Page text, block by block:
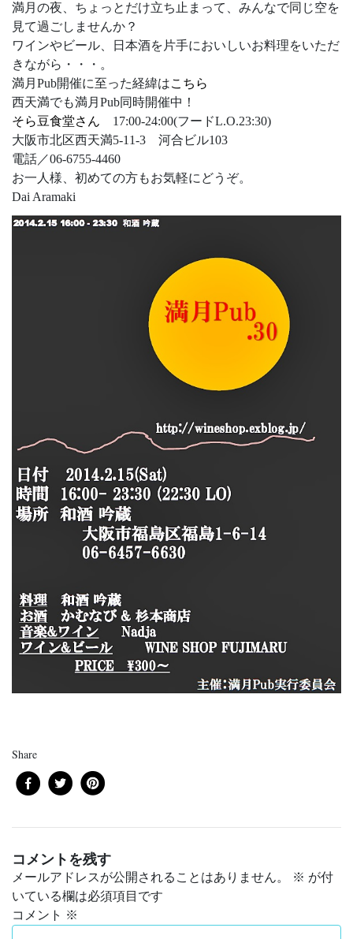
満月の夜、ちょっとだけ立ち止まって、みんなで同じ空を
見て過ごしませんか？
ワインやビール、日本酒を片手においしいお料理をいただ
きながら・・・。
満月Pub開催に至った経緯はこちら
西天満でも満月Pub同時開催中！
そら豆食堂さん 17:00-24:00(フードL.O.23:30)
大阪市北区西天満5-11-3 河合ビル103
電話／06-6755-4460
お一人様、初めての方もお気軽にどうぞ。
Dai Aramaki
Share
コメントを残す
メールアドレスが公開されることはありません。 ※ が付
いている欄は必須項目です
コメント ※